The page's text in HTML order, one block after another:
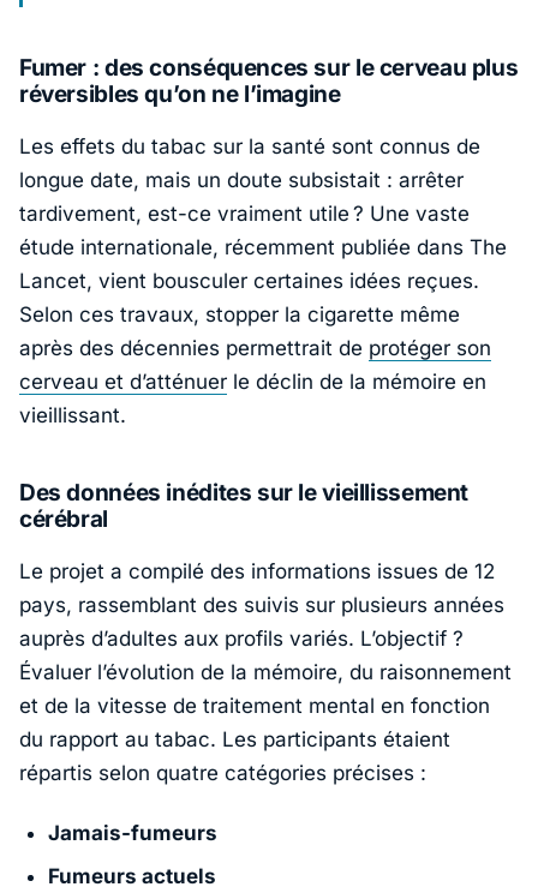
Fumer : des conséquences sur le cerveau plus
réversibles qu’on ne l’imagine
Les effets du tabac sur la santé sont connus de
longue date, mais un doute subsistait : arrêter
tardivement, est-ce vraiment utile ? Une vaste
étude internationale, récemment publiée dans The
Lancet, vient bousculer certaines idées reçues.
Selon ces travaux, stopper la cigarette même
après des décennies permettrait de protéger son
cerveau et d’atténuer le déclin de la mémoire en
vieillissant.
Des données inédites sur le vieillissement
cérébral
Le projet a compilé des informations issues de 12
pays, rassemblant des suivis sur plusieurs années
auprès d’adultes aux profils variés. L’objectif ?
Évaluer l’évolution de la mémoire, du raisonnement
et de la vitesse de traitement mental en fonction
du rapport au tabac. Les participants étaient
répartis selon quatre catégories précises :
Jamais-fumeurs
Fumeurs actuels